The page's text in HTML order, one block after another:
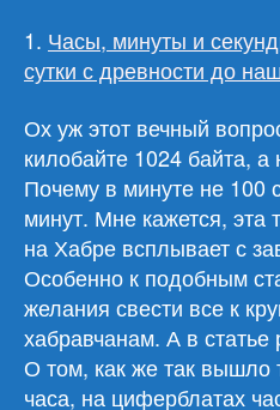
1. Часы, минуты и
сутки с древности до
Ох уж этот вечный
килобайте 1024 байта,
Почему в минуте не 100
минут. Мне кажется, эта
на Хабре всплывает с
Особенно к подобным
желания свести все к
хабравчанам. А в
О том, как же так вышло
часа, на циферблатах